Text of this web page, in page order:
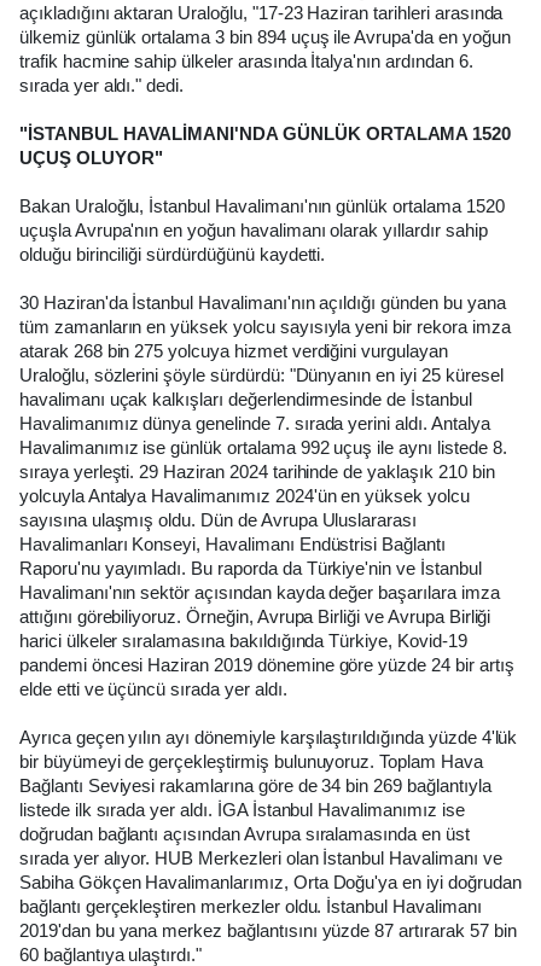
açıkladığını aktaran Uraloğlu, "17-23 Haziran tarihleri arasında
ülkemiz günlük ortalama 3 bin 894 uçuş ile Avrupa'da en yoğun
trafik hacmine sahip ülkeler arasında İtalya'nın ardından 6.
sırada yer aldı." dedi.
"İSTANBUL HAVALİMANI'NDA GÜNLÜK ORTALAMA 1520
UÇUŞ OLUYOR"
Bakan Uraloğlu, İstanbul Havalimanı'nın günlük ortalama 1520
uçuşla Avrupa'nın en yoğun havalimanı olarak yıllardır sahip
olduğu birinciliği sürdürdüğünü kaydetti.
30 Haziran'da İstanbul Havalimanı'nın açıldığı günden bu yana
tüm zamanların en yüksek yolcu sayısıyla yeni bir rekora imza
atarak 268 bin 275 yolcuya hizmet verdiğini vurgulayan
Uraloğlu, sözlerini şöyle sürdürdü: "Dünyanın en iyi 25 küresel
havalimanı uçak kalkışları değerlendirmesinde de İstanbul
Havalimanımız dünya genelinde 7. sırada yerini aldı. Antalya
Havalimanımız ise günlük ortalama 992 uçuş ile aynı listede 8.
sıraya yerleşti. 29 Haziran 2024 tarihinde de yaklaşık 210 bin
yolcuyla Antalya Havalimanımız 2024'ün en yüksek yolcu
sayısına ulaşmış oldu. Dün de Avrupa Uluslararası
Havalimanları Konseyi, Havalimanı Endüstrisi Bağlantı
Raporu'nu yayımladı. Bu raporda da Türkiye'nin ve İstanbul
Havalimanı'nın sektör açısından kayda değer başarılara imza
attığını görebiliyoruz. Örneğin, Avrupa Birliği ve Avrupa Birliği
harici ülkeler sıralamasına bakıldığında Türkiye, Kovid-19
pandemi öncesi Haziran 2019 dönemine göre yüzde 24 bir artış
elde etti ve üçüncü sırada yer aldı.
Ayrıca geçen yılın ayı dönemiyle karşılaştırıldığında yüzde 4'lük
bir büyümeyi de gerçekleştirmiş bulunuyoruz. Toplam Hava
Bağlantı Seviyesi rakamlarına göre de 34 bin 269 bağlantıyla
listede ilk sırada yer aldı. İGA İstanbul Havalimanımız ise
doğrudan bağlantı açısından Avrupa sıralamasında en üst
sırada yer alıyor. HUB Merkezleri olan İstanbul Havalimanı ve
Sabiha Gökçen Havalimanlarımız, Orta Doğu'ya en iyi doğrudan
bağlantı gerçekleştiren merkezler oldu. İstanbul Havalimanı
2019'dan bu yana merkez bağlantısını yüzde 87 artırarak 57 bin
60 bağlantıya ulaştırdı."